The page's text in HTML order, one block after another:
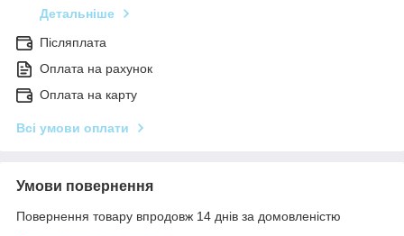
Детальніше
Післяплата
Оплата на рахунок
Оплата на карту
Всі умови оплати
Умови повернення
Повернення товару впродовж 14 днів за домовленістю